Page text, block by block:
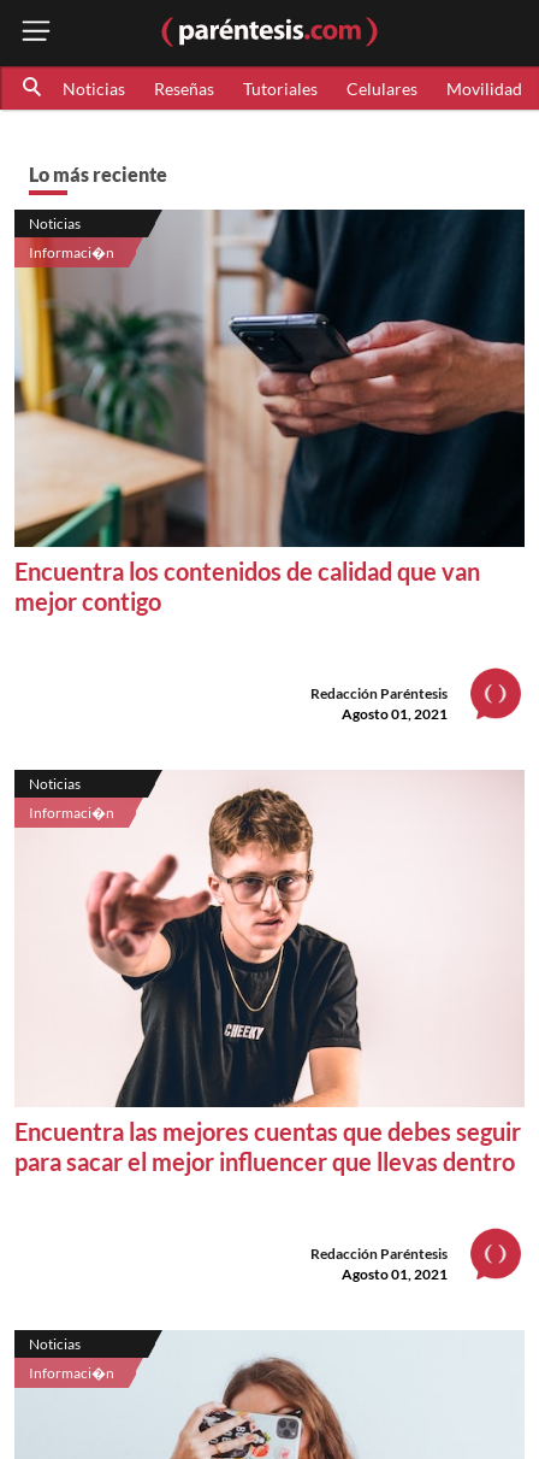
Noticias Reseñas Tutoriales Celulares Movilidad
Lo más reciente
Noticias
Informaci�n
Encuentra los contenidos de calidad que van
mejor contigo
Redacción Paréntesis
Agosto 01, 2021
Noticias
Informaci�n
Encuentra las mejores cuentas que debes seguir
para sacar el mejor influencer que llevas dentro
Redacción Paréntesis
Agosto 01, 2021
Noticias
Informaci�n